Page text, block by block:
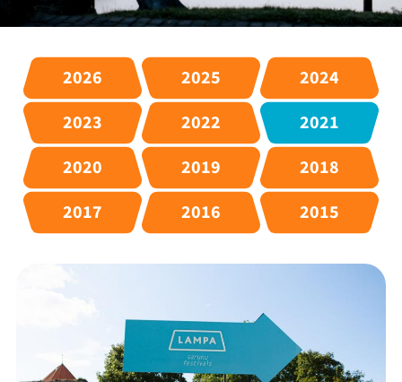
2026 2025
2024
2023
2022
2021
2020
2019
2018
2017
2016 2015